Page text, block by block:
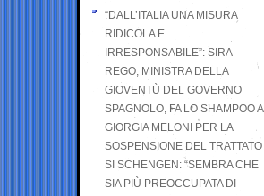
“DALL’ITALIA UNA MISURA
RIDICOLA E
IRRESPONSABILE”: SIRA
REGO, MINISTRA DELLA
GIOVENTÙ DEL GOVERNO
SPAGNOLO, FA LO SHAMPOO A
GIORGIA MELONI PER LA
SOSPENSIONE DEL TRATTATO
SI SCHENGEN: “SEMBRA CHE
SIA PIÙ PREOCCUPATA DI